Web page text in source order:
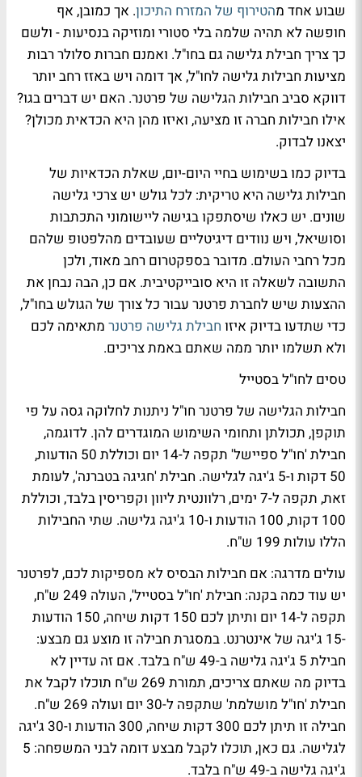
שבוע אחד מהטירוף של המזרח התיכון. אך כמובן, אף
חופשה לא תהיה שלמה בלי סטורי ומוזיקה בנסיעות - ולשם
כך צריך חבילת גלישה גם בחו"ל. ואמנם חברות סלולר רבות
מציעות חבילות גלישה לחו"ל, אך דומה ויש באזז רחב יותר
דווקא סביב חבילות הגלישה של פרטנר. האם יש דברים בגו?
אילו חבילות חברה זו מציעה, ואיזו מהן היא הכדאית מכולן?
יצאנו לבדוק.
בדיוק כמו בשימוש בחיי היום-יום, שאלת הכדאיות של
חבילות גלישה היא טריקית: לכל גולש יש צרכי גלישה
שונים. יש כאלו שיסתפקו בגישה ליישומוני התכתבות
וסושיאל, ויש נוודים דיגיטליים שעובדים מהלפטופ שלהם
מכל רחבי העולם. מדובר בספקטרום רחב מאוד, ולכן
התשובה לשאלה זו היא סובייקטיבית. אם כן, הבה נבחן את
ההצעות שיש לחברת פרטנר עבור כל צורך של הגולש בחו"ל,
כדי שתדעו בדיוק איזו חבילת גלישה פרטנר מתאימה לכם
ולא תשלמו יותר ממה שאתם באמת צריכים.
טסים לחו"ל בסטייל
חבילות הגלישה של פרטנר חו"ל ניתנות לחלוקה גסה על פי
תוקפן, תכולתן ותחומי השימוש המוגדרים להן. לדוגמה,
חבילת 'חו"ל ספיישל' תקפה ל-14 יום וכוללת 50 הודעות,
50 דקות ו-5 ג'יגה לגלישה. חבילת 'חגיגה בטברנה', לעומת
זאת, תקפה ל-7 ימים, רלוונטית ליוון וקפריסין בלבד, וכוללת
100 דקות, 100 הודעות ו-10 ג'יגה גלישה. שתי החבילות
הללו עולות 199 ש"ח.
עולים מדרגה: אם חבילות הבסיס לא מספיקות לכם, לפרטנר
יש עוד כמה בקנה: חבילת 'חו"ל בסטייל', העולה 249 ש"ח,
תקפה ל-14 יום ותיתן לכם 150 דקות שיחה, 150 הודעות
-15 ג'יגה של אינטרנט. במסגרת חבילה זו מוצע גם מבצע:
חבילת 5 ג'יגה גלישה ב-49 ש"ח בלבד. אם זה עדיין לא
בדיוק מה שאתם צריכים, תמורת 269 ש"ח תוכלו לקבל את
חבילת 'חו"ל מושלמת' שתקפה ל-30 יום ועולה 269 ש"ח.
חבילה זו תיתן לכם 300 דקות שיחה, 300 הודעות ו-30 ג'יגה
לגלישה. גם כאן, תוכלו לקבל מבצע דומה לבני המשפחה: 5
ג'יגה גלישה ב-49 ש"ח בלבד.